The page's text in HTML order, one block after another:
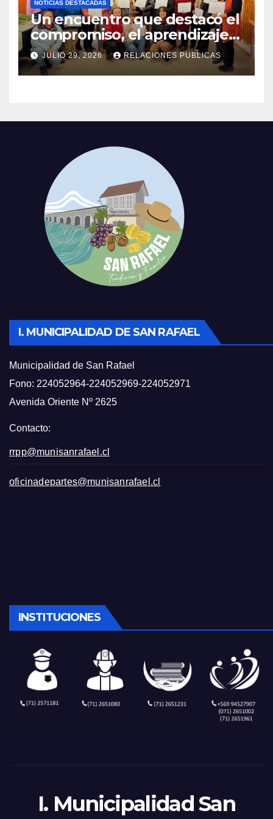
NOTICIAS DESTACADAS
Un encuentro que destacó el
compromiso, el aprendizaje y
el liderazgo de las mujeres
de nuestra comuna.
JULIO 29, 2026 RELACIONES PUBLICAS
I. MUNICIPALIDAD DE SAN RAFAEL
Municipalidad de San Rafael
Fono: 224052964-224052969-224052971
Avenida Oriente Nº 2625
Contacto:
rrpp@munisanrafael.cl
oficinadepartes@munisanrafael.cl
INSTITUCIONES
I. Municipalidad San